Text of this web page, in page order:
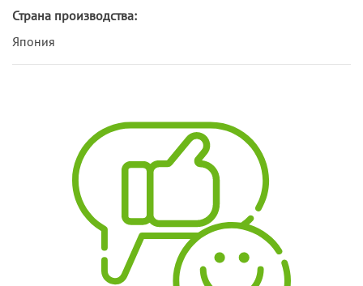
Страна производства:
Япония